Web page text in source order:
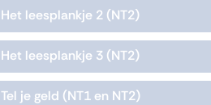
Het leesplankje 2 (NT2)
Het leesplankje 3 (NT2)
Tel je geld (NT1 en NT2)